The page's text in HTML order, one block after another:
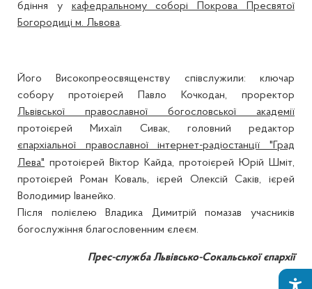
бдіння у кафедральному соборі Покрова Пресвятої
Богородиці м. Львова.
Його Високопреосвященству співслужили: ключар
собору протоієрей Павло Кочкодан, проректор
Львівської православної богословської академії
протоієрей Михаїл Сивак, головний редактор
єпархіальної православної інтернет-радіостанції "Град
Лева" протоієрей Віктор Кайда, протоієрей Юрій Шміт,
протоієрей Роман Коваль, ієрей Олексій Саків, ієрей
Володимир Іванейко.
Після полієлею Владика Димитрій помазав учасників
богослужіння благословенним єлеєм.
Прес-служба Львівсько-Сокальської єпархії